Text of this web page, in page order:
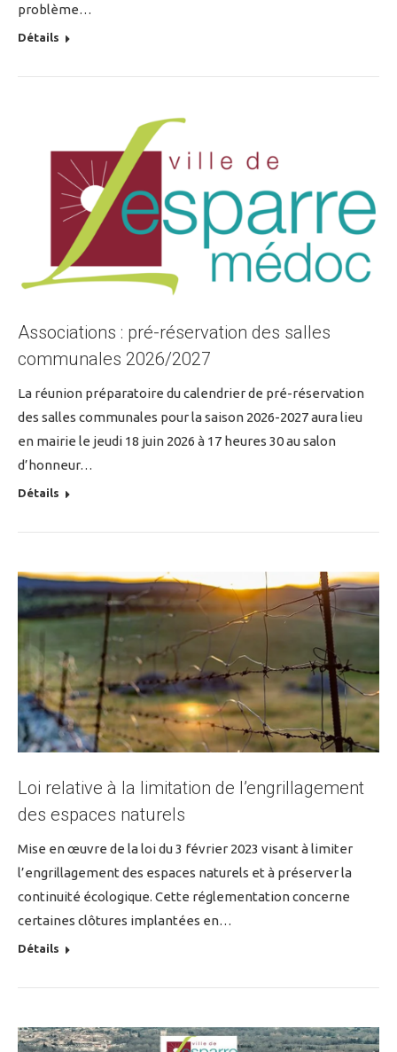
problème…
Détails
Associations : pré-réservation des salles
communales 2026/2027
La réunion préparatoire du calendrier de pré-réservation
des salles communales pour la saison 2026-2027 aura lieu
en mairie le jeudi 18 juin 2026 à 17 heures 30 au salon
d’honneur…
Détails
Loi relative à la limitation de l’engrillagement
des espaces naturels
Mise en œuvre de la loi du 3 février 2023 visant à limiter
l’engrillagement des espaces naturels et à préserver la
continuité écologique. Cette réglementation concerne
certaines clôtures implantées en…
Détails